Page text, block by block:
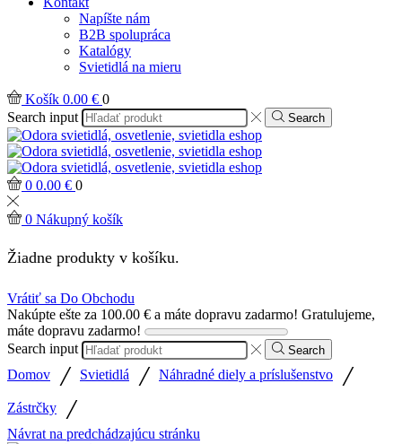
Napíšte nám
B2B spolupráca
Katalógy
Svietidlá na mieru
Košík 0.00 € 0
Search input
Search
0 0.00 € 0
0 Nákupný košík
Žiadne produkty v košíku.
Vrátiť sa Do Obchodu
Nakúpte ešte za 100.00 € a máte dopravu zadarmo! Gratulujeme,
máte dopravu zadarmo!
Search input
Search
Domov / Svietidlá / Náhradné diely a príslušenstvo /
Zástrčky /
Návrat na predchádzajúcu stránku